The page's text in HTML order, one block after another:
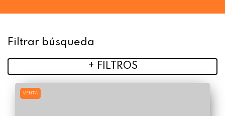
Filtrar búsqueda
+ FILTROS
VENTA